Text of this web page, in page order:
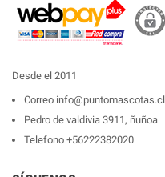
Desde el 2011
Correo info@puntomascotas.cl
Pedro de valdivia 3911, ñuñoa
Telefono +56222382020